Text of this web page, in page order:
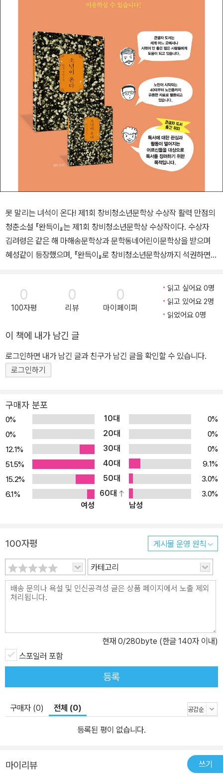
못 말리는 녀석이 온다! 제1회 창비청소년문학상 수상작 활력 만점의
청춘소설 『완득이』는 제1회 창비청소년문학상 수상작이다. 수상자
김려령은 같은 해 마해송문학상과 문학동네어린이문학상을 받으며
혜성같이 등장했으며, 『완득이』로 창비청소년문학상까지 석권하면서
놓지 않으면서도 흥미진진하게 이야기를 이끌어가는 필력으로 청소
년 심사단과 심사위원들의 눈을 단숨에 사로잡은 이 작품은 비단 청
소년뿐 아니라 모든 세대의 독자들에게 환영받으며 베스트셀러의 반
이』는 우리 문학사에서 쉬이 찾아보기 힘든, 그래서 더욱 반가운 활력
만점의 성장소설이다. 그간 우리 독자들은 성장소설의 진정한 감동과
재미를 『호밀밭의 파수꾼』 같은 서구소설이나 『Go!』 같은 일본 대중
소설에서 찾아왔던 것이 사실. 이제 우리도 청춘소설의 고전 반열에
득이는 집도 가난하고 공부도 못하지만 싸움만큼은 누구에게도 지지
않는 열일곱 소년이다. 철천지원수였다가 차츰 ‘사랑스러운 적’으로
변모하는 선생 ‘똥주’를 만나면서 완득이의 인생은 급커브를 돌게 된
다. 킥복싱을 배우면서 세상에 대한 분노를 표출하는 법을 익히고, 어
머니를 만나면서 애정을 표현하는 법을 알게 되는 완득이는 소설 속
에서 조금씩 성장해나간다. 생동감 넘치는 캐릭터의 향연 『완득이』는
주인공부터 조연에 이르기까지, 현실에서 튀어나온 듯한 개성 만점의
캐릭터들이 한데 모여 조화를 이루는 진풍경을 연출한다. 가진 건 타
로잡을, 이 시대의 진정한 ‘훈남’이라 할 만하다. 거기에다 학생들을
살살 약 올리는 재미로 학교에 나오는 건 아닐까 의심스러운 담임선
생 ‘똥주’, 부잣집 딸에다 전교 1, 2등을 다투는 범생이지만 왠지 모르
게 완득이에게서 눈길을 떼지 못하는 윤하 등도 매력 만점의 주인공
이다. 여기에다 완득이가 교회에 갈 때마다 나타나 ‘자매님’을 찾는 정
체불명의 핫산, 밤마다 “완득인지, 만득인지”를 찾느라 고래고래 소
인물들의 조화도 더없이 절묘하다. 차차차보다 유쾌하게, 킥복싱보다
통쾌하게! 캐릭터 못지않게 눈길을 끄는 『완득이』의 매력은 바로 속
도감 넘치는 문체이다. 리드미컬한 대사와 지루할 틈 없이 전개되는
스토리는 일견 만화를 연상시킬 정도다. 『완득이』는 롤러코스터다.
한번 올라타면 끝날 때까지 절대 내릴 수 없다. 꾸밈없이 솔직한 문장
과 거침없이 내달리는 이야기 속에서 독자들은 차차차보다 유쾌하고,
킥복싱보다 통쾌한 완득이의 스텝을 따라 어느새 신나게 들썩이고 있
는 자신의 두 발을 목격하게 될 것이다. ‘희망’이라는 촌스러운 단어의
고 난 뒤 코끝을 찡하게 하는 감동이다. 난쟁이 아버지와 베트남에서
온 어머니, 어수룩하고 말까지 더듬는 가짜 삼촌으로 이루어진 완득
0
100자평
0
리뷰
0
마이페이퍼
읽고 싶어요 0명
읽고 있어요 2명
읽었어요 0명
이 책에 내가 남긴 글
로그인하면 내가 남긴 글과 친구가 남긴 글을 확인할 수 있습니다.
로그인하기
구매자 분포
0% 10대
0%
0%
20대
0%
12.1%
30대
0%
51.5%
40대
9.1%
15.2%
50대
3.0%
6.1%
60대
3.0%
여성
남성
100자평 게시물 운영 원칙
카테고리
현재 0/280byte (한글 140자 이내)
스포일러 포함
등록
구매자 (0) 전체 (0)
등록된 평이 없습니다.
마이리뷰 쓰기